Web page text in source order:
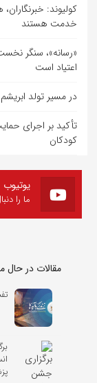
کولیوند:
خدمت هستند
«رسانه»، سنگر
اعتیاد است
در مسیر تولد ابریشم
تأکید بر اجرای
کودکان
یوتیوب
ما را
مقالات در حال